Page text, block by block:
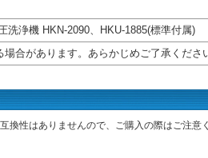
洗浄機 HKN-2090、HKU-1885(標準付属)
合があります。あらかじめご了承くださ
換性はありませんので、ご購入の際はご注意